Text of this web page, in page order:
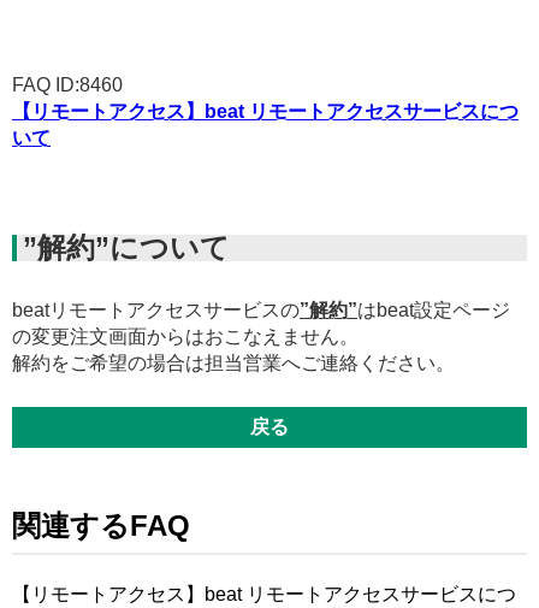
FAQ ID:8460
【リモートアクセス】beat リモートアクセスサービスにつ
いて
”解約”について
beatリモートアクセスサービスの”解約”はbeat設定ページ
の変更注文画面からはおこなえません。
解約をご希望の場合は担当営業へご連絡ください。
戻る
関連するFAQ
【リモートアクセス】beat リモートアクセスサービスにつ